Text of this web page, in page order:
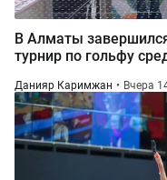
В Алматы
турнир по гольфу
Данияр Каримжан Вчера